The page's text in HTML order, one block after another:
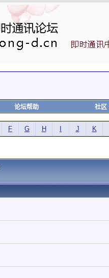
论坛帮助 社区
F G H J K